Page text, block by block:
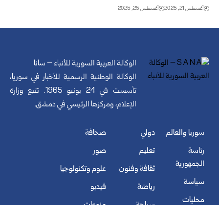
أغسطس 21, 2025 أغسطس 25, 2025
الوكالة العربية السورية للأنباء – سانا
الوكالة الوطنية الرسمية للأخبار في سوريا،
تأسست في 24 يونيو 1965. تتبع وزارة
الإعلام، ومركزها الرئيسي في دمشق.
سوريا والعالم
رئاسة
الجمهورية
سياسة
محليات
دولي
تعليم
ثقافة وفنون
رياضة
صحافة
صور
علوم وتكنولوجيا
فيديو